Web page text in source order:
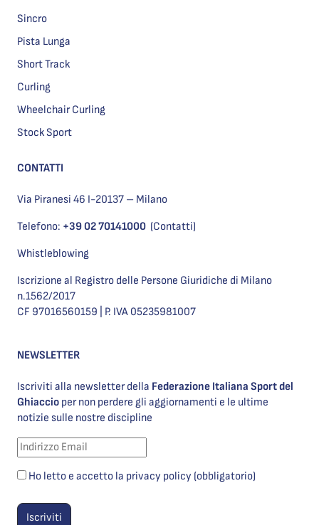
Sincro
Pista Lunga
Short Track
Curling
Wheelchair Curling
Stock Sport
CONTATTI
Via Piranesi 46 I-20137 – Milano
Telefono: +39 02 70141000 (Contatti)
Whistleblowing
Iscrizione al Registro delle Persone Giuridiche di Milano
n.1562/2017
CF 97016560159 | P. IVA 05235981007
NEWSLETTER
Iscriviti alla newsletter della Federazione Italiana Sport del
Ghiaccio per non perdere gli aggiornamenti e le ultime
notizie sulle nostre discipline
Ho letto e accetto la privacy policy (obbligatorio)